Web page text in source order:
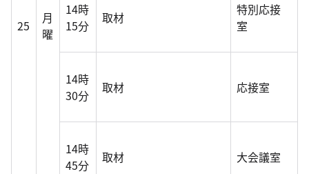
25
月
曜
14時
15分
取材
特別応接
室
14時
30分
取材 応接室
14時
45分
取材 大会議室